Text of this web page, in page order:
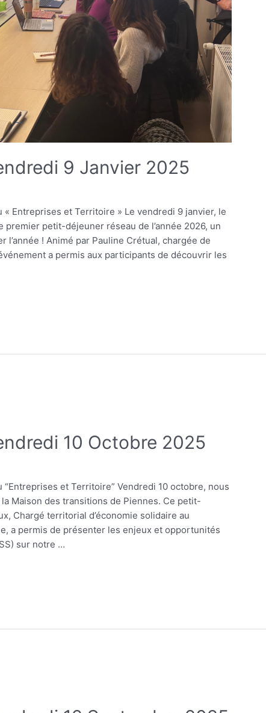
9 Janvier 2025
Entreprises et Territoire » Le vendredi 9 janvier, le
premier petit-déjeuner réseau de l’année 2026, un
l’année ! Animé par Pauline Crétual, chargée de
a permis aux participants de découvrir les
10 Octobre 2025
et Territoire” Vendredi 10 octobre, nous
Maison des transitions de Piennes. Ce petit-
Chargé territorial d’économie solidaire au
a permis de présenter les enjeux et opportunités
sur notre …